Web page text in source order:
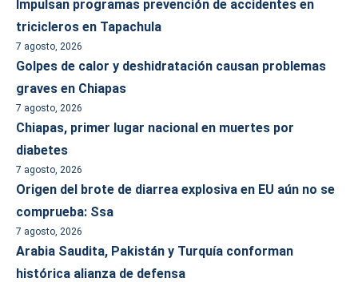
Impulsan programas prevención de accidentes en
tricicleros en Tapachula
7 agosto, 2026
Golpes de calor y deshidratación causan problemas
graves en Chiapas
7 agosto, 2026
Chiapas, primer lugar nacional en muertes por
diabetes
7 agosto, 2026
Origen del brote de diarrea explosiva en EU aún no se
comprueba: Ssa
7 agosto, 2026
Arabia Saudita, Pakistán y Turquía conforman
histórica alianza de defensa